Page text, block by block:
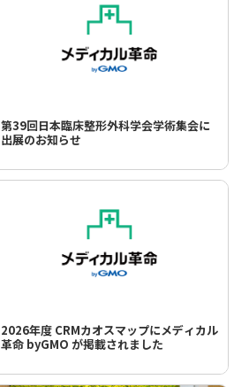
第39回日本臨床整形外科学会学術集会に
出展のお知らせ
2026年度 CRMカオスマップにメディカル
革命 byGMO が掲載されました